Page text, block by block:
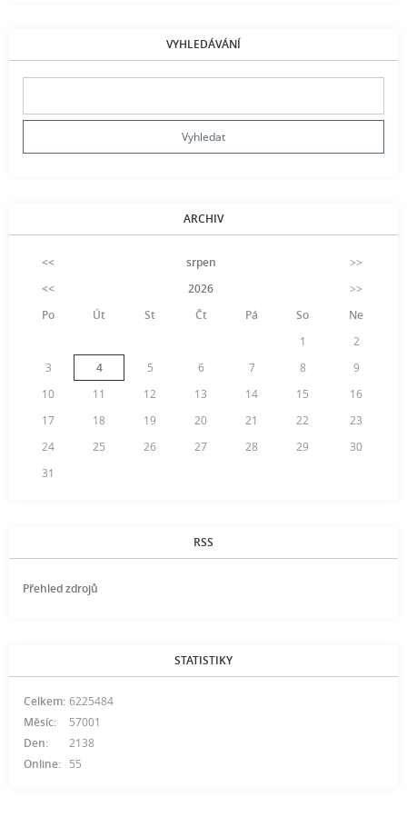
VYHLEDÁVÁNÍ
ARCHIV
<< srpen
>>
<<
2026
>>
Po
Út St Čt Pá So
Ne
1
2
3
4 5 6 7 8
9
10
11 12 13 14 15
16
17
18 19 20 21 22
23
24
25 26 27 28 29
30
31
RSS
Přehled zdrojů
STATISTIKY
Online: 55
Celkem: 6225484
Měsíc:
57001
Den:
2138